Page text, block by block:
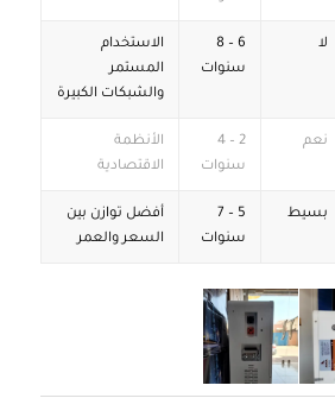
لا
6 – 8
سنوات
الاستخدام
المستمر
والشبكات الكبيرة
نعم
2 – 4
سنوات
الأنظمة
الاقتصادية
بسيط
5 – 7
سنوات
أفضل توازن بين
السعر والعمر